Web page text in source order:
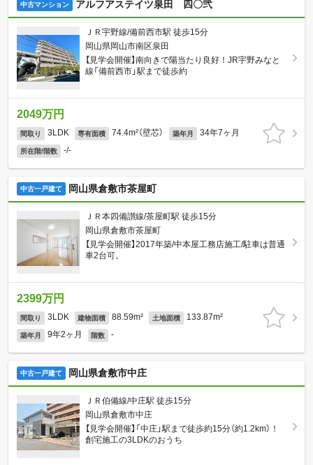
中古マンション アルフアステイツ泉田 四〇弐
ＪＲ宇野線/備前西市駅 徒歩15分
岡山県岡山市南区泉田
【見学会開催】南向きで陽当たり良好！JR宇野みなと
線「備前西市」駅まで徒歩約
2049万円
間取り 3LDK 専有面積 74.4m²（壁芯） 築年月 34年7ヶ月
所在階/階数 -/-
中古一戸建て 岡山県倉敷市茶屋町
ＪＲ本四備讃線/茶屋町駅 徒歩15分
岡山県倉敷市茶屋町
【見学会開催】2017年築/中本屋工務店施工/駐車は普通
車2台可。
2399万円
間取り 3LDK 建物面積 88.59m² 土地面積 133.87m²
築年月 9年2ヶ月 階数 -
中古一戸建て 岡山県倉敷市中庄
ＪＲ伯備線/中庄駅 徒歩15分
岡山県倉敷市中庄
【見学会開催】「中庄」駅まで徒歩約15分（約1.2km）！
創宅施工の3LDKのおうち